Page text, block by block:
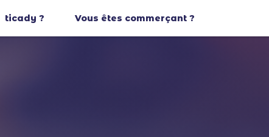
ticady ? Vous êtes commerçant ?